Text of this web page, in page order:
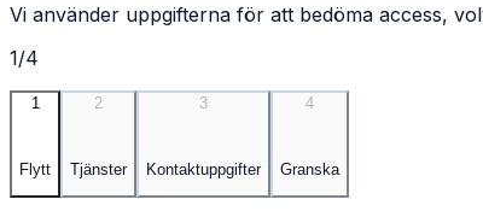
Vi använder uppgifterna för att bedöma access,
1/4
1
Flytt
2
Tjänster
3
Kontaktuppgifter
4
Granska